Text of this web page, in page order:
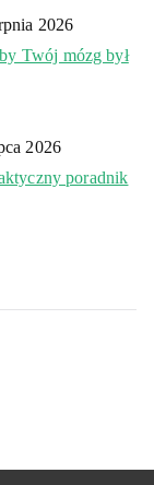
2026
Twój mózg był
2026
poradnik